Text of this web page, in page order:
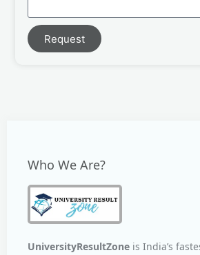
Request
Who We Are?
UniversityResultZone is India’s